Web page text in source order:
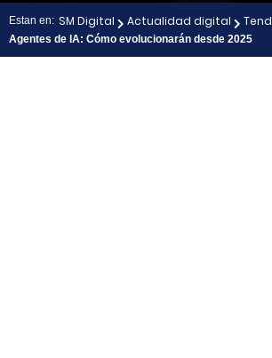
Estan en: SM Digital Actualidad digital
Agentes de IA: Cómo evolucionarán desde 2025